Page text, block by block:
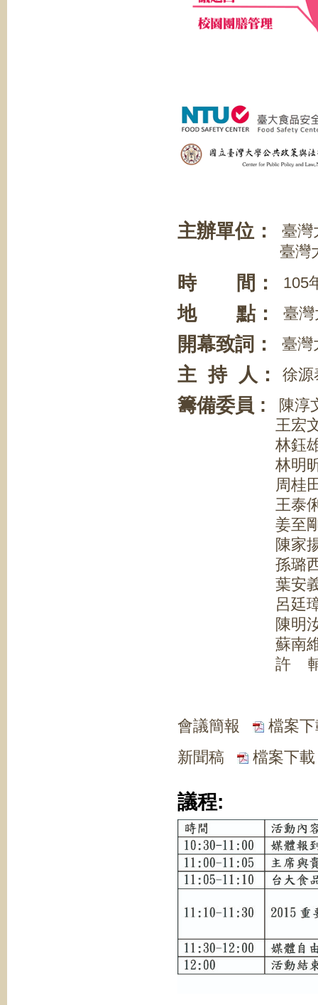
主辦單位：
臺灣
臺灣大學公
時 間： 105
地 點： 臺灣
開幕致詞： 臺灣
主 持 人： 徐源
籌備委員 : 陳淳
王宏文 台
林鈺雄 台
林明昕 台
周桂田 台
王泰俐 台
姜至剛 台
陳家揚 台
孫璐西 台
葉安義 台
呂廷璋 台
陳明汝 台
蘇南維 台
許 輔 台
會議簡報
檔案
新聞稿
檔案下載
議程: